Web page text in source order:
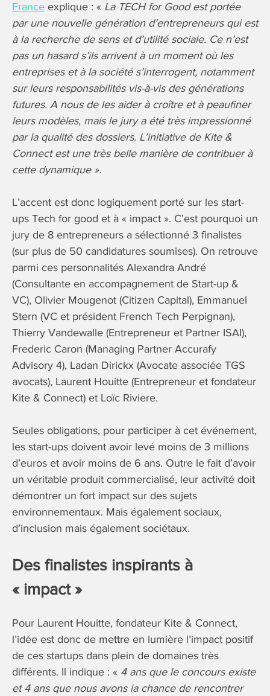
France explique : « La TECH for Good est portée
par une nouvelle génération d’entrepreneurs qui est
à la recherche de sens et d’utilité sociale. Ce n’est
pas un hasard s’ils arrivent à un moment où les
entreprises et à la société s’interrogent, notamment
sur leurs responsabilités vis-à-vis des générations
futures. A nous de les aider à croître et à peaufiner
leurs modèles, mais le jury a été très impressionné
par la qualité des dossiers. L’initiative de Kite &
Connect est une très belle manière de contribuer à
cette dynamique ».
L’accent est donc logiquement porté sur les start-
ups Tech for good et à « impact ». C’est pourquoi un
jury de 8 entrepreneurs a sélectionné 3 finalistes
(sur plus de 50 candidatures soumises). On retrouve
parmi ces personnalités Alexandra André
(Consultante en accompagnement de Start-up &
VC), Olivier Mougenot (Citizen Capital), Emmanuel
Stern (VC et président French Tech Perpignan),
Thierry Vandewalle (Entrepreneur et Partner ISAI),
Frederic Caron (Managing Partner Accurafy
Advisory 4), Ladan Dirickx (Avocate associée TGS
avocats), Laurent Houitte (Entrepreneur et fondateur
Kite & Connect) et Loïc Riviere.
Seules obligations, pour participer à cet événement,
les start-ups doivent avoir levé moins de 3 millions
d’euros et avoir moins de 6 ans. Outre le fait d’avoir
un véritable produit commercialisé, leur activité doit
démontrer un fort impact sur des sujets
environnementaux. Mais également sociaux,
d’inclusion mais également sociétaux.
Des finalistes inspirants à
« impact »
Pour Laurent Houitte, fondateur Kite & Connect,
l’idée est donc de mettre en lumière l’impact positif
de ces startups dans plein de domaines très
différents. Il indique : « 4 ans que le concours existe
et 4 ans que nous avons la chance de rencontrer